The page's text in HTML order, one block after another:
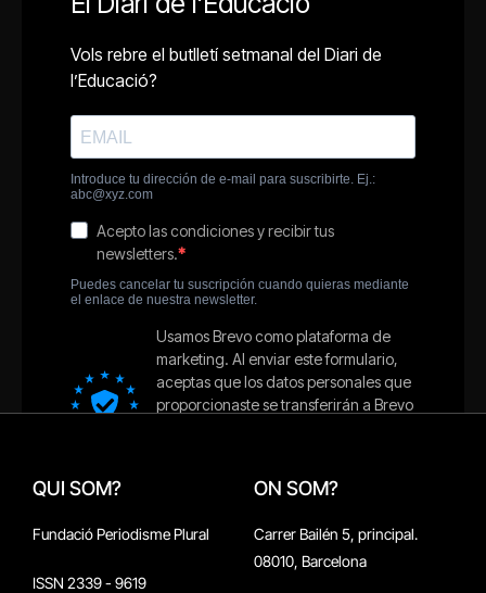
QUI SOM?
Fundació Periodisme Plural
ISSN 2339 - 9619
ON SOM?
Carrer Bailén 5, principal.
08010, Barcelona